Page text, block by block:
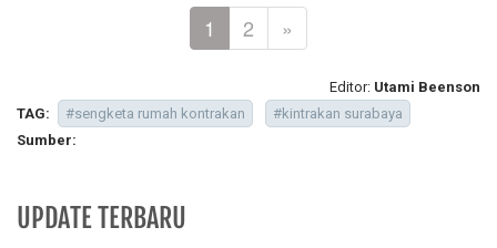
1 2 »
Editor: Utami Beenson
TAG:
#sengketa rumah kontrakan
#kintrakan surabaya
Sumber:
UPDATE TERBARU